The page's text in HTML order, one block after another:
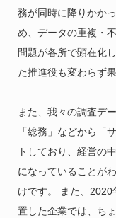
務が同時に降りかか
め、データの重複・
問題が各所で顕在化
た推進役も変わらず
また、我々の調査デ
「総務」などから「
トしており、経営の
になっていることが
けです。 また、
置した企業では、ち